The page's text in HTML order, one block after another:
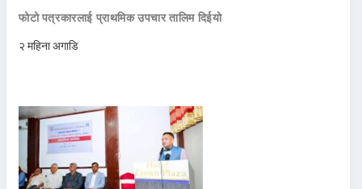
फोटो पत्रकारलाई प्राथमिक उपचार तालिम दिईयो
२ महिना अगाडि